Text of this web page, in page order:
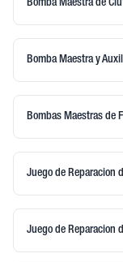
Bomba Maestra de
Bomba Maestra y
Bombas Maestras de
Juego de Reparacion
Juego de Reparacion